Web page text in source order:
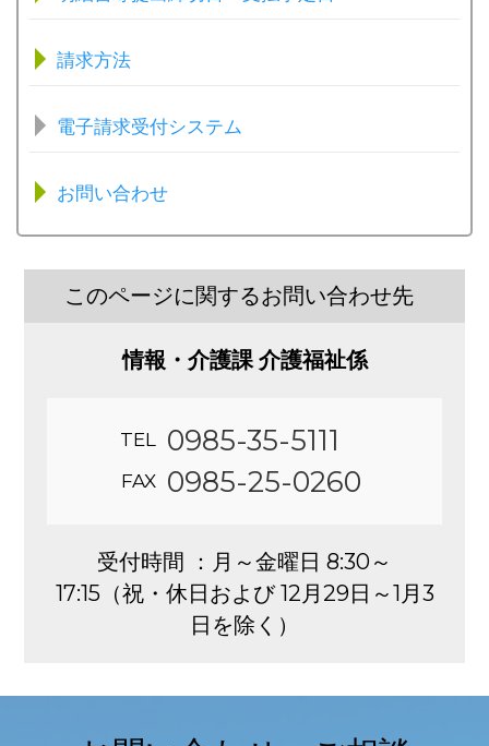
請求方法
電子請求受付システム
お問い合わせ
このページに関するお問い合わせ先
情報・介護課 介護福祉係
TEL 0985-35-5111
FAX 0985-25-0260
受付時間 ：月～金曜日 8:30～
17:15（祝・休日および 12月29日～1月3
日を除く）